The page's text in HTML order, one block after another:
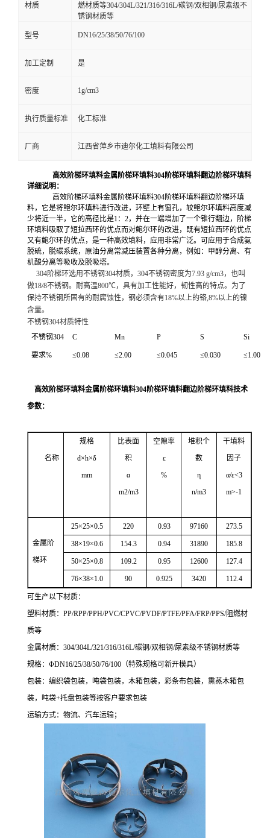
材质
燃材质等304/304L/321/316/316L/碳钢/双相钢/尿素级不
锈钢材质等
型号 DN16/25/38/50/76/100
加工定制 是
密度 1g/cm3
执行质量标准 化工标准
厂商 江西省萍乡市迪尔化工填料有限公司
高效阶梯环填料金属阶梯环填料304阶梯环填料翻边阶梯环填料
详细说明：
高效阶梯环填料金属阶梯环填料304阶梯环填料翻边阶梯环填
料，它是将鲍尔环填料进行改进，环壁上有窗孔，较鲍尔环填料高度减
少将近一半，它的高径比是1：2，并在一端增加了一个锥行翻边，阶梯
环填料吸取了短拉西环的优点而对鲍尔环的改进，既有短拉西环的优点
又有鲍尔环的优点，是一种高效填料，应用非常广泛。 可应用于合成氨
脱硫，脱碳系统，原油分离常减压装置各种分离，例如：甲醇分离、有
机酸分离等吸收及脱吸塔。
304阶梯环选用不锈钢304材质，304不锈钢密度为7.93 g/cm3，也叫
做18/8不锈钢。耐高温800℃，具有加工性能好，韧性高的特点。为了
保持不锈钢所固有的耐腐蚀性，钢必须含有18%以上的铬,8%以上的镍
含量。
不锈钢304材质特性
不锈钢304
C Mn P S Si
要求% ≤0.08 ≤2.00 ≤0.045 ≤0.030 ≤1.00
高效阶梯环填料金属阶梯环填料304阶梯环填料翻边阶梯环填料技术
参数：
名称
规格
d×h×δ
mm
比表面
积
α
m2/m3
空隙率
ε
%
堆积个
数
η
n/m3
干填料
因子
α/ε<3
m>-1
金属阶
梯环
25×25×0.5 220 0.93 97160 273.5
38×19×0.6 154.3 0.94 31890 185.8
50×25×0.8 109.2 0.95 12600 127.4
76×38×1.0 90 0.925 3420 112.4
可生产以下材质：
塑料材质：PP/RPP/PPH/PVC/CPVC/PVDF/PTFE/PFA/FRP/PPS/阻燃材
质等
金属材质： 304/304L/321/316/316L/碳钢/双相钢/尿素级不锈钢材质等
规格：ΦDN16/25/38/50/76/100 （特殊规格可新开模具）
包装：编织袋包装，吨袋包装，木箱包装，彩条布包装， 熏蒸木箱包
装，吨袋+托盘包装等按客户要求包装
运输方式： 物流、汽车运输；